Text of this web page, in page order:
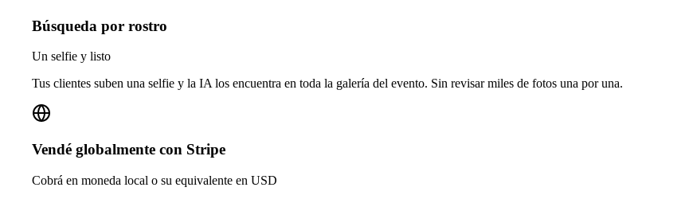
Búsqueda por rostro
Un selfie y listo
Tus clientes suben una selfie y la IA los encuentra en toda la galería del evento. Sin revisar miles de fotos una por una.
Vendé globalmente con Stripe
Cobrá en moneda local o su equivalente en USD